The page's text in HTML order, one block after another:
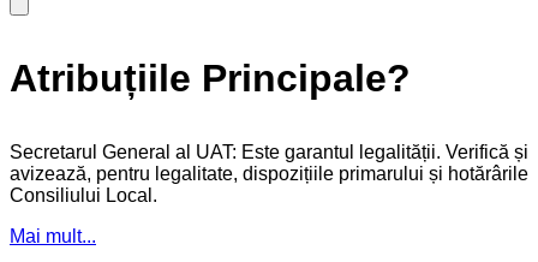
Atribuțiile Principale?
Secretarul General al UAT: Este garantul legalității. Verifică și
avizează, pentru legalitate, dispozițiile primarului și hotărârile
Consiliului Local.
Mai mult...